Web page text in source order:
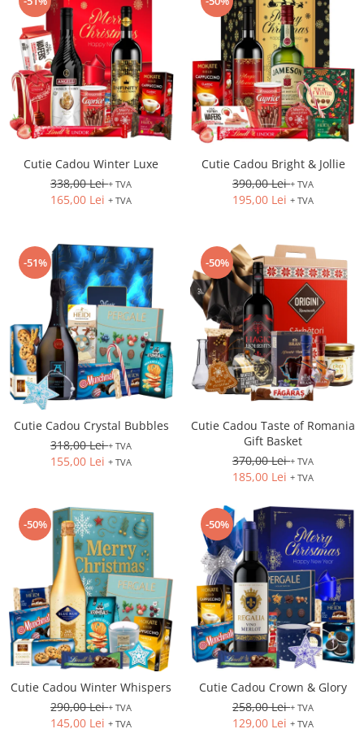
Cutie Cadou Winter Luxe
338,00 Lei+ TVA
165,00 Lei + TVA
Cutie Cadou Bright & Jollie
390,00 Lei+ TVA
195,00 Lei + TVA
-51%
Cutie Cadou Crystal Bubbles
318,00 Lei+ TVA
155,00 Lei + TVA
-50%
Cutie Cadou Taste of Romania
Gift Basket
370,00 Lei+ TVA
185,00 Lei + TVA
-50%
Cutie Cadou Winter Whispers
290,00 Lei+ TVA
145,00 Lei + TVA
-50%
Cutie Cadou Crown & Glory
258,00 Lei+ TVA
129,00 Lei + TVA